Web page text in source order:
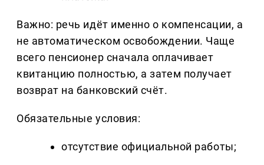
Важно: речь идёт именно о компенсации, а
не автоматическом освобождении. Чаще
всего пенсионер сначала оплачивает
квитанцию полностью, а затем получает
возврат на банковский счёт.
Обязательные условия:
отсутствие официальной работы;